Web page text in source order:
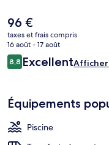
restaurants,
petit déjeuner, le
spécialités Cuisine
bars/lounges, une piscine
forme. Les autres
se trouvent à une courte
Le
prix
actuel
est
de
96 €
taxes et frais compris
16 août - 17 août
Avis
voyageurs
8,88,8 sur 10
ExcellentAfficher
Équipements
Piscine